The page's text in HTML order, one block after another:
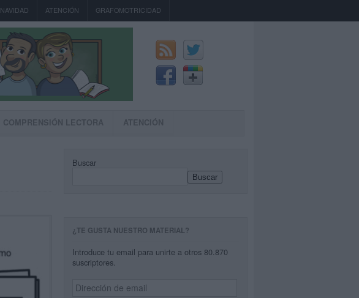
NAVIDAD ATENCIÓN GRAFOMOTRICIDAD
COMPRENSIÓN LECTORA ATENCIÓN
Buscar
Buscar
¿TE GUSTA NUESTRO MATERIAL?
Introduce tu email para unirte a otros 80.870
suscriptores.
Dirección
de